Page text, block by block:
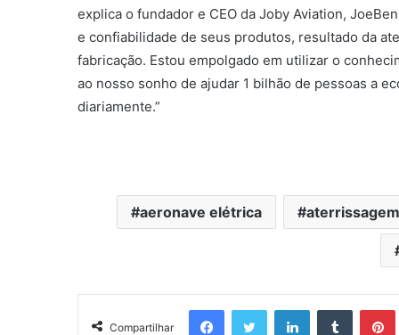
explica o fundador e CEO da Joby Aviation,
e confiabilidade de seus produtos, resultado da
fabricação. Estou empolgado em utilizar o
ao nosso sonho de ajudar 1 bilhão de pessoas a
diariamente.”
aeronave elétrica
Compartilhar